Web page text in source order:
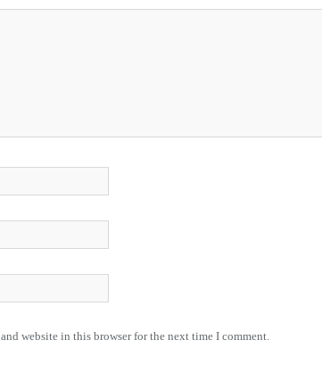
website in this browser for the next time I comment.